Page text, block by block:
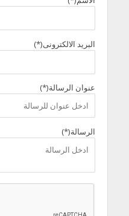
البريد الالكترونى(*)
عنوان الرسالة(*)
الرسالة(*)